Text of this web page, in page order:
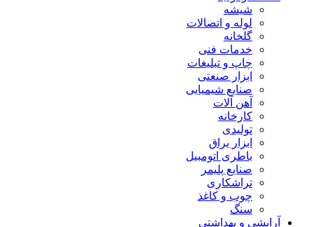
شیشه
لوله و اتصالات
گلخانه
خدمات فنی
چاپ و تبلیغات
ابزار صنعتی
صنایع شیمیایی
آهن آلات
کارخانه
تولیدی
ابزار یراق
باطری اتومبیل
صنایع پلیمر
تراشکاری
چوب و کاغذ
سنگ
آرایشی و بهداشتی